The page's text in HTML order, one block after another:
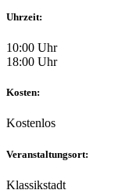
Uhrzeit:
10:00 Uhr
18:00 Uhr
Kosten:
Kostenlos
Veranstaltungsort:
Klassikstadt